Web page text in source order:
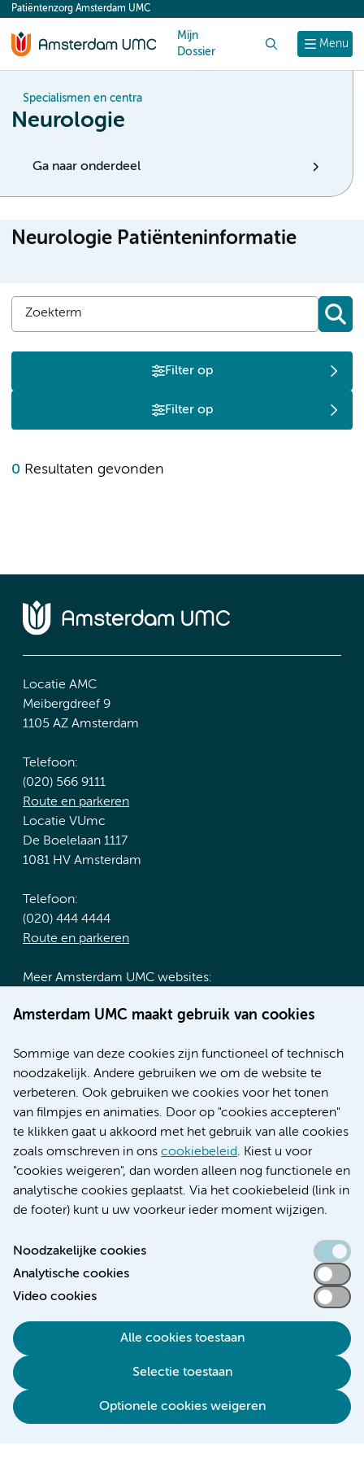
content
Amsterdam UMC maakt gebruik van cookies
Sommige van deze cookies zijn functioneel of technisch
noodzakelijk. Andere gebruiken we om de website te
verbeteren. Ook gebruiken we cookies voor het tonen
van filmpjes en animaties. Door op "cookies accepteren"
te klikken gaat u akkoord met het gebruik van alle cookies
zoals omschreven in ons cookiebeleid. Kiest u voor
"cookies weigeren", dan worden alleen nog functionele en
analytische cookies geplaatst. Via het cookiebeleid (link in
de footer) kunt u uw voorkeur ieder moment wijzigen.
Noodzakelijke cookies
Analytische cookies
Video cookies
Alle cookies toestaan
Selectie toestaan
Optionele cookies weigeren
Menu
Patiëntenzorg Amsterdam UMC
Mijn
Dossier
Specialismen en centra
Neurologie
Ga naar onderdeel
Neurologie Patiënteninformatie
Filter op
Filter op
0 Resultaten gevonden
Locatie AMC
Meibergdreef 9
1105 AZ Amsterdam
Telefoon:
(020) 566 9111
Route en parkeren
Locatie VUmc
De Boelelaan 1117
1081 HV Amsterdam
Telefoon:
(020) 444 4444
Route en parkeren
Meer Amsterdam UMC websites:
Werken bij Amsterdam UMC
Nieuws
Research
Educatie locatie AMC
Educatie locatie VUmc
Verwijzen & diagnostiek
Toegankelijkheidsverklaring
Responsible disclosure